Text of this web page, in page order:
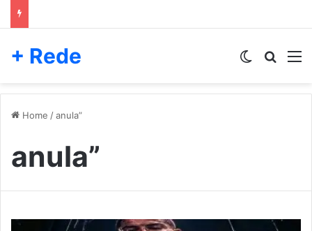
+ Rede Switch skin
Home /anula”
anula”